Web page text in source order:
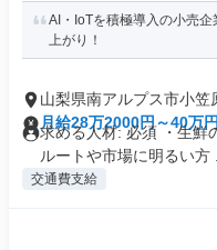
AI・IoTを積極導入の小売
上がり！
山梨県南アルプス市小笠
月給28万2000円～40万円
求める人材: 必須 ・生鮮
ルートや市場に明るい方
交通費支給